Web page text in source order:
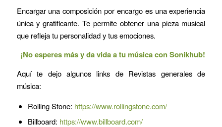
Encargar una composición por encargo es una experiencia
única y gratificante. Te permite obtener una pieza musical
que refleja tu personalidad y tus emociones.
¡No esperes más y da vida a tu música con Sonikhub!
Aquí te dejo algunos links de Revistas generales de
música:
Rolling Stone: https://www.rollingstone.com/
Billboard: https://www.billboard.com/